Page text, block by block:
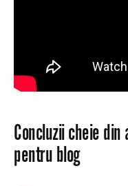
Concluzii cheie
pentru blog